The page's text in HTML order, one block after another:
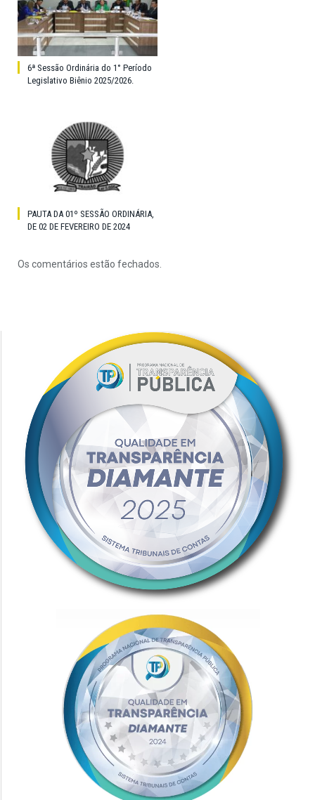
6ª Sessão Ordinária do 1° Período
Legislativo Biênio 2025/2026.
PAUTA DA 01º SESSÃO ORDINÁRIA,
DE 02 DE FEVEREIRO DE 2024
Os comentários estão fechados.